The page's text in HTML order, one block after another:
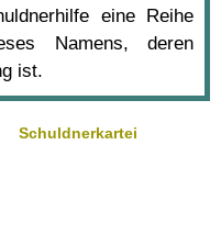
eine Reihe
Namens, deren
ist.
Schuldnerkartei